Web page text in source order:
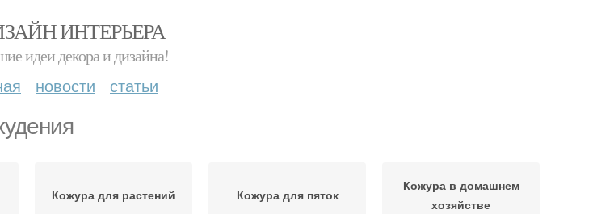
ИНТЕРЬЕРА
идеи декора и дизайна!
новости статьи
Кожура для растений Кожура для пяток
Кожура в домашнем
хозяйстве